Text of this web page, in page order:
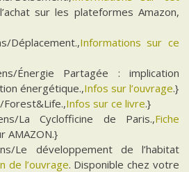
sur les plateformes Amazon,
Déplacement.,Informations sur ce
Énergie Partagée : implication
énergétique.,Infos sur l’ouvrage.}
Infos sur ce livre.}
La Cyclofficine de Paris.,Fiche
AMAZON.}
Le développement de l’habitat
de l’ouvrage. Disponible chez votre